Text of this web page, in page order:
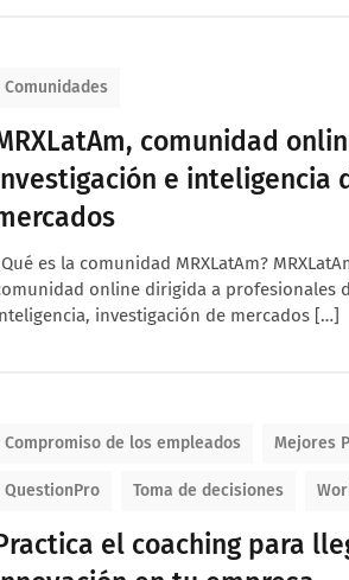
Comunidades
comunidad
e inteligencia
es la comunidad MRXLatAm?
online dirigida a profesionales
investigación de mercados […]
Compromiso de los empleados Mejores
QuestionPro Toma de decisiones
el coaching para